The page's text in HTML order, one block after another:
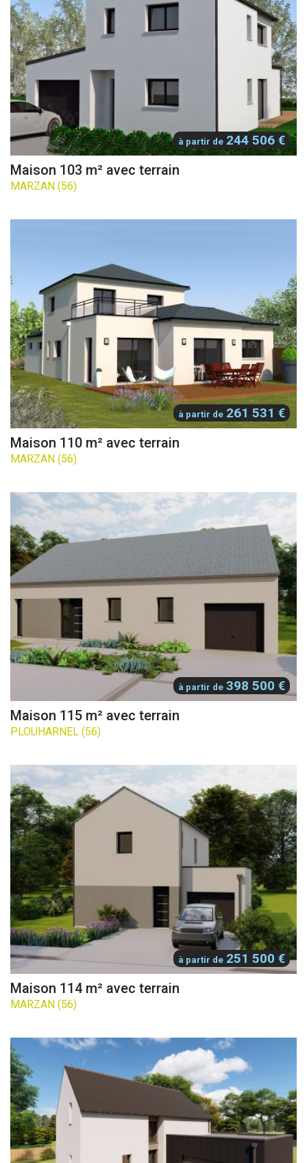
à partir de 244 506 €
Maison 103 m² avec terrain
MARZAN (56)
à partir de 261 531 €
Maison 110 m² avec terrain
MARZAN (56)
à partir de 398 500 €
Maison 115 m² avec terrain
PLOUHARNEL (56)
à partir de 251 500 €
Maison 114 m² avec terrain
MARZAN (56)